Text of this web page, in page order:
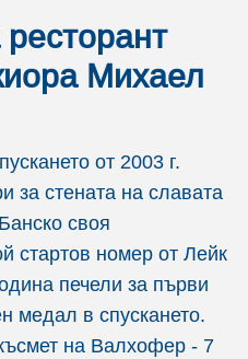
Михаел
от 2003 г.
стената на славата
своя
стартов номер от Лейк
печели за първи
медал в спускането.
на Валхофер - 7